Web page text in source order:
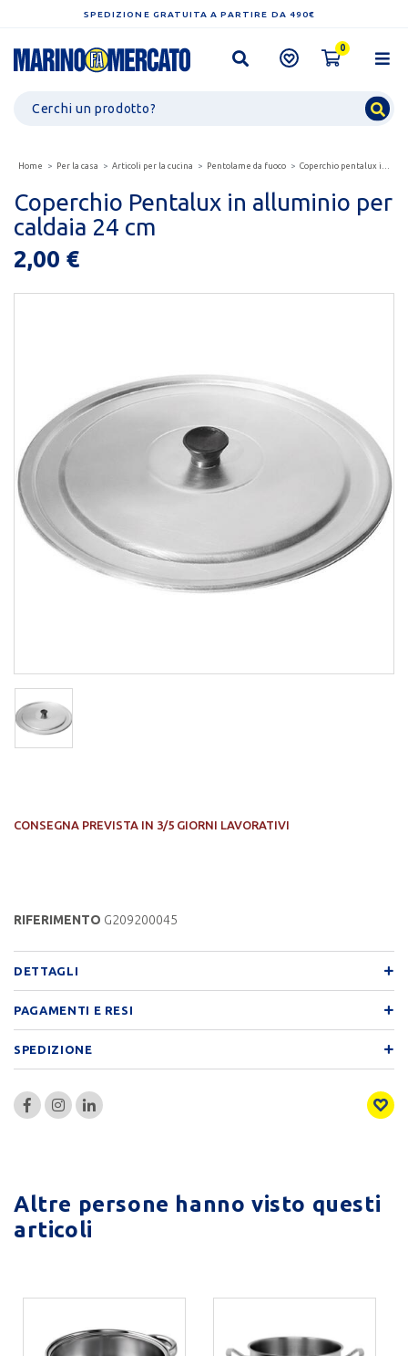
SPEDIZIONE GRATUITA A PARTIRE DA 490€
0
Home Per la casa Articoli per la cucina Pentolame da fuoco Coperchio pentalux in alluminio per caldaia 24 cm
Coperchio Pentalux in alluminio per
caldaia 24 cm
2,00 €
CONSEGNA PREVISTA IN 3/5 GIORNI LAVORATIVI
RIFERIMENTO G209200045
DETTAGLI
PAGAMENTI E RESI
SPEDIZIONE
Altre persone hanno visto questi
articoli